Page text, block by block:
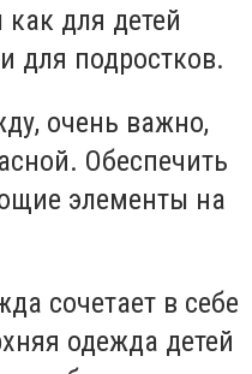
для детей
для подростков.
очень важно,
Обеспечить
элементы на
сочетает в себе
одежда детей